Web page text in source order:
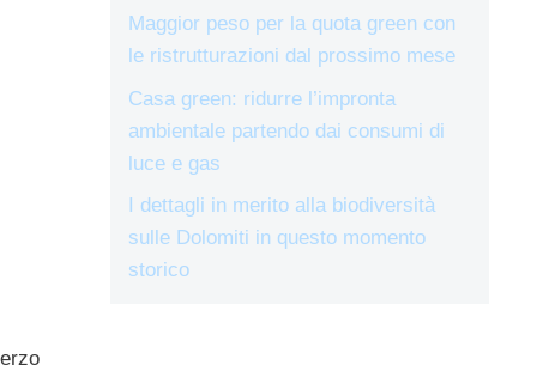
Maggior peso per la quota green con
le ristrutturazioni dal prossimo mese
Casa green: ridurre l’impronta
ambientale partendo dai consumi di
luce e gas
I dettagli in merito alla biodiversità
sulle Dolomiti in questo momento
storico